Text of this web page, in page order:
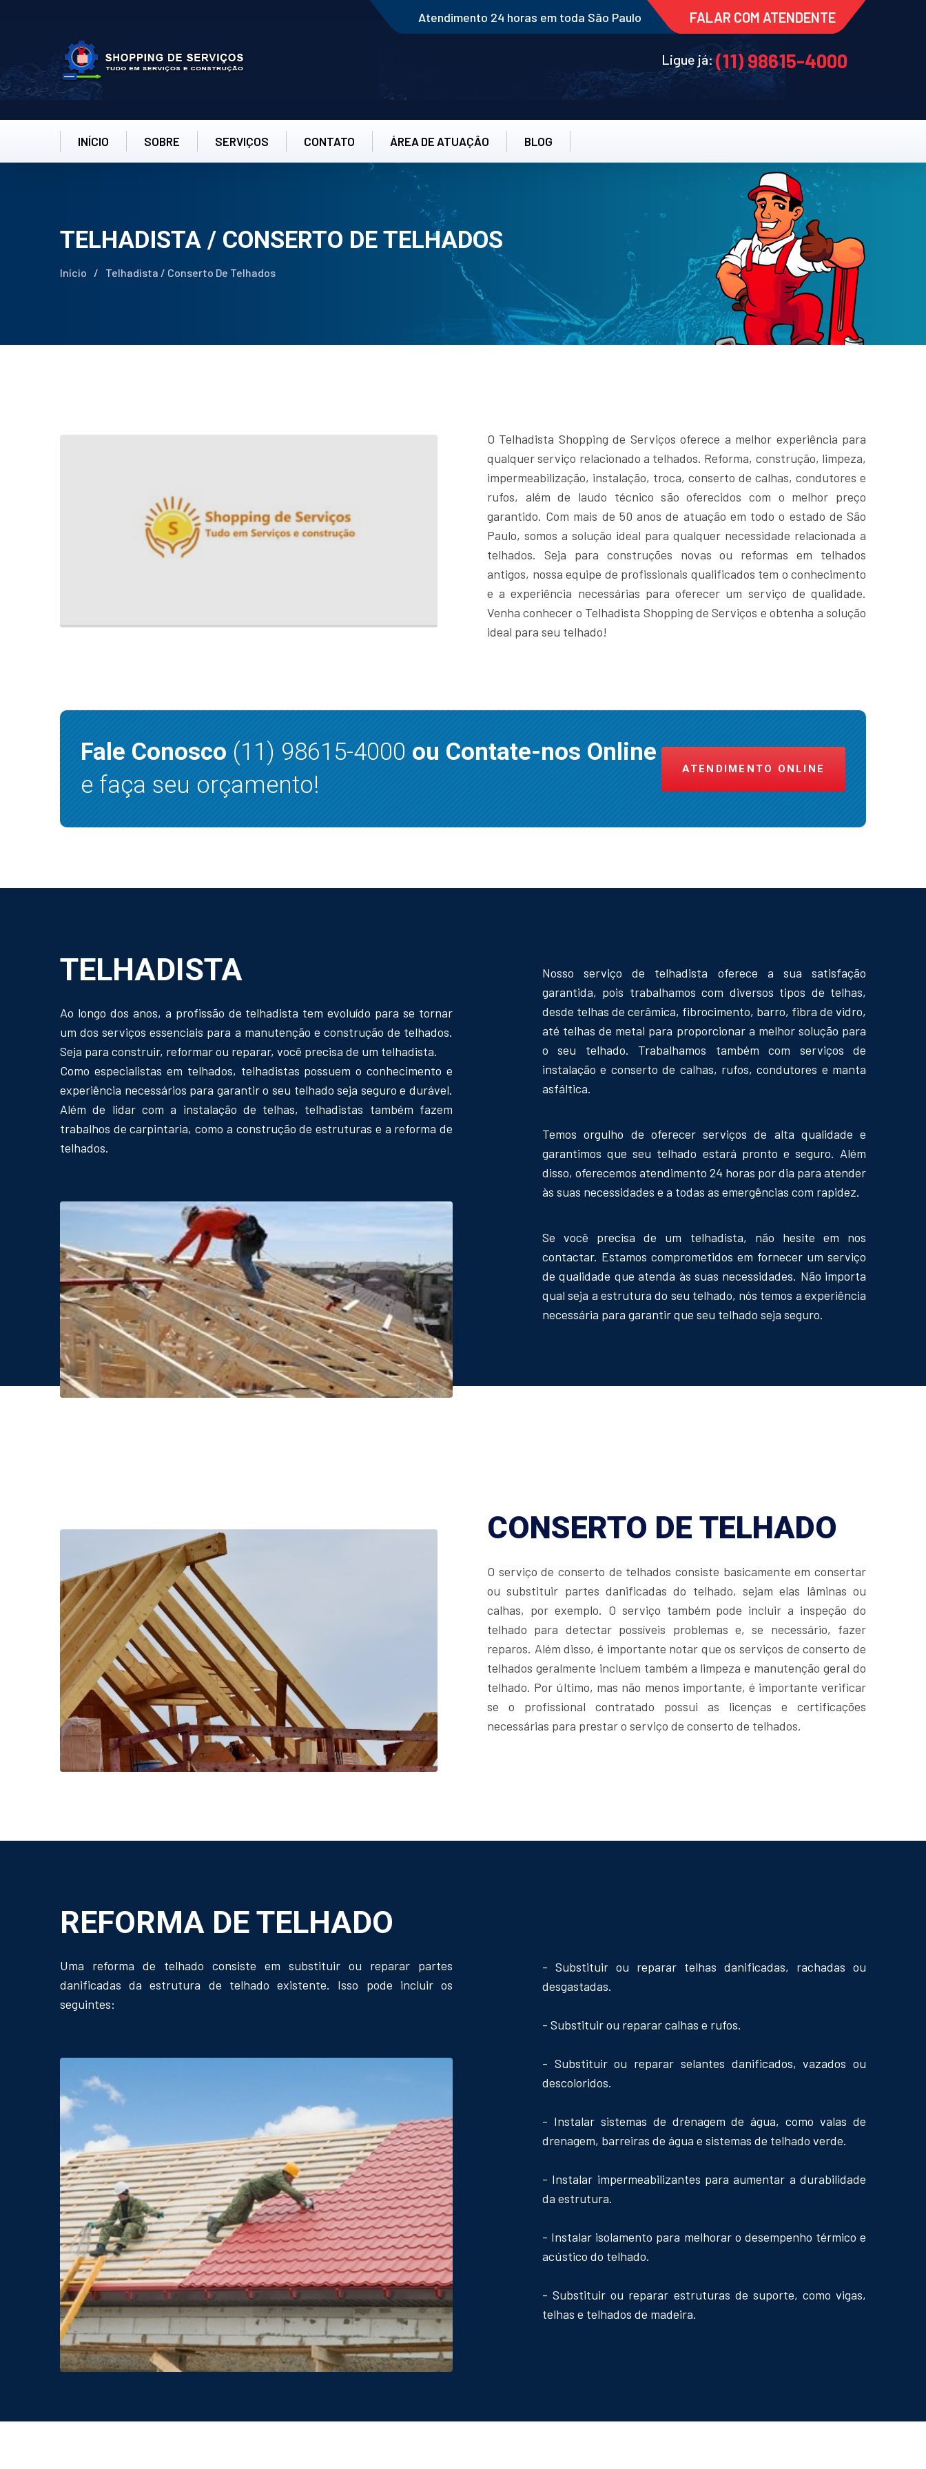
Atendimento 24 horas em toda São Paulo FALAR COM ATENDENTE
Ligue já:(11) 98615-4000
INÍCIO SOBRE SERVIÇOS CONTATO ÁREA DE ATUAÇÂO BLOG
TELHADISTA / CONSERTO DE TELHADOS
Início / Telhadista / Conserto De Telhados
O Telhadista Shopping de Serviços oferece a melhor experiência para
qualquer serviço relacionado a telhados. Reforma, construção, limpeza,
impermeabilização, instalação, troca, conserto de calhas, condutores e
rufos, além de laudo técnico são oferecidos com o melhor preço
garantido. Com mais de 50 anos de atuação em todo o estado de São
Paulo, somos a solução ideal para qualquer necessidade relacionada a
telhados. Seja para construções novas ou reformas em telhados
antigos, nossa equipe de profissionais qualificados tem o conhecimento
e a experiência necessárias para oferecer um serviço de qualidade.
Venha conhecer o Telhadista Shopping de Serviços e obtenha a solução
ideal para seu telhado!
Fale Conosco(11) 98615-4000 ou Contate-nos Online
e faça seu orçamento!
ATENDIMENTO ONLINE
TELHADISTA
Ao longo dos anos, a profissão de telhadista tem evoluído para se tornar
um dos serviços essenciais para a manutenção e construção de telhados.
Seja para construir, reformar ou reparar, você precisa de um telhadista.
Como especialistas em telhados, telhadistas possuem o conhecimento e
experiência necessários para garantir o seu telhado seja seguro e durável.
Além de lidar com a instalação de telhas, telhadistas também fazem
trabalhos de carpintaria, como a construção de estruturas e a reforma de
telhados.
Nosso serviço de telhadista oferece a sua satisfação
garantida, pois trabalhamos com diversos tipos de telhas,
desde telhas de cerâmica, fibrocimento, barro, fibra de vidro,
até telhas de metal para proporcionar a melhor solução para
o seu telhado. Trabalhamos também com serviços de
instalação e conserto de calhas, rufos, condutores e manta
asfáltica.
Temos orgulho de oferecer serviços de alta qualidade e
garantimos que seu telhado estará pronto e seguro. Além
disso, oferecemos atendimento 24 horas por dia para atender
às suas necessidades e a todas as emergências com rapidez.
Se você precisa de um telhadista, não hesite em nos
contactar. Estamos comprometidos em fornecer um serviço
de qualidade que atenda às suas necessidades. Não importa
qual seja a estrutura do seu telhado, nós temos a experiência
necessária para garantir que seu telhado seja seguro.
CONSERTO DE TELHADO
O serviço de conserto de telhados consiste basicamente em consertar
ou substituir partes danificadas do telhado, sejam elas lâminas ou
calhas, por exemplo. O serviço também pode incluir a inspeção do
telhado para detectar possíveis problemas e, se necessário, fazer
reparos. Além disso, é importante notar que os serviços de conserto de
telhados geralmente incluem também a limpeza e manutenção geral do
telhado. Por último, mas não menos importante, é importante verificar
se o profissional contratado possui as licenças e certificações
necessárias para prestar o serviço de conserto de telhados.
REFORMA DE TELHADO
Uma reforma de telhado consiste em substituir ou reparar partes
danificadas da estrutura de telhado existente. Isso pode incluir os
seguintes:
- Substituir ou reparar telhas danificadas, rachadas ou
desgastadas.
- Substituir ou reparar calhas e rufos.
- Substituir ou reparar selantes danificados, vazados ou
descoloridos.
- Instalar sistemas de drenagem de água, como valas de
drenagem, barreiras de água e sistemas de telhado verde.
- Instalar impermeabilizantes para aumentar a durabilidade
da estrutura.
- Instalar isolamento para melhorar o desempenho térmico e
acústico do telhado.
- Substituir ou reparar estruturas de suporte, como vigas,
telhas e telhados de madeira.